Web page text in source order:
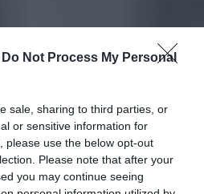
Do Not Process My Personal
sale, sharing to third parties, or
or sensitive information for
please use the below opt-out
Please note that after your
you may continue seeing